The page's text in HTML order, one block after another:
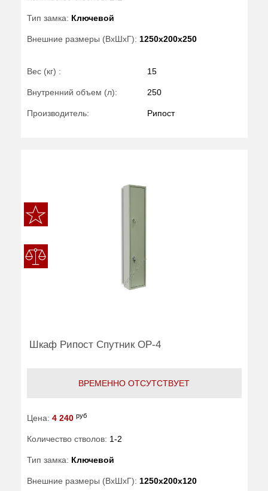
Тип замка: Ключевой
Внешние размеры (ВхШхГ): 1250x200x250
Вес (кг) : 15
Внутренний объем (л): 250
Производитель: Рипост
Шкаф Рипост Спутник ОР-4
ВРЕМЕННО ОТСУТСТВУЕТ
Цена: 4 240 руб
Количество стволов: 1-2
Тип замка: Ключевой
Внешние размеры (ВхШхГ): 1250x200x120